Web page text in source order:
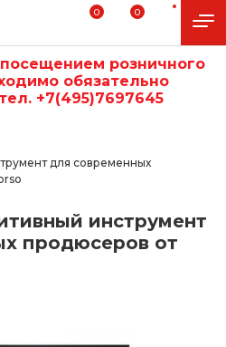
0 0
розничного
обязательно
+7(495)7697645
для современных
инструмент
продюсеров от